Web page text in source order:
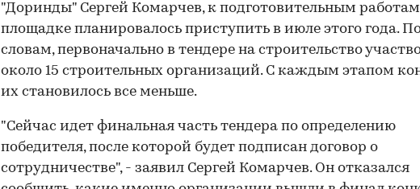
"Доринды" Сергей Комарчев, к подготовительным
площадке планировалось приступить в июле этого года.
словам, первоначально в тендере на строительство
около 15 строительных организаций. С каждым этапом
их становилось все меньше.
"Сейчас идет финальная часть тендера по определению
победителя, после которой будет подписан договор о
сотрудничестве", - заявил Сергей Комарчев. Он отказался